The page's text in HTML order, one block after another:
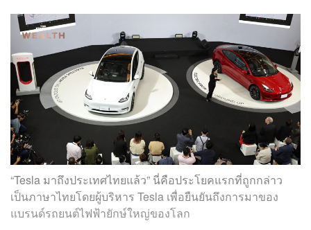
“Tesla มาถึงประเทศไทยแล้ว” นี่คือประโยคแรกที่ถูกกล่าว
เป็นภาษาไทยโดยผู้บริหาร Tesla เพื่อยืนยันถึงการมาของ
แบรนด์รถยนต์ไฟฟ้ายักษ์ใหญ่ของโลก